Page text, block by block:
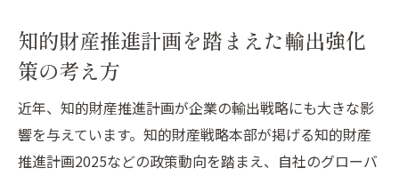
知的財産推進計画を踏まえた輸出強化
策の考え方
近年、知的財産推進計画が企業の輸出戦略にも大きな影
響を与えています。知的財産戦略本部が掲げる知的財産
推進計画2025などの政策動向を踏まえ、自社のグローバ